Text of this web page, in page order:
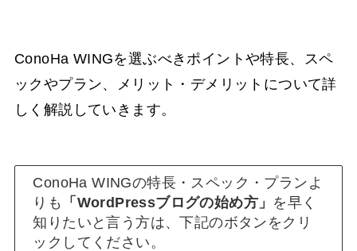
ConoHa WINGを選ぶべきポイントや特長、スペ
ックやプラン、メリット・デメリットについて詳
しく解説していきます。
ConoHa WINGの特長・スペック・プランよ
りも
「WordPressブログの始め方」 を早く
知りたいと言う方は、下記のボタンをクリ
ックしてください。